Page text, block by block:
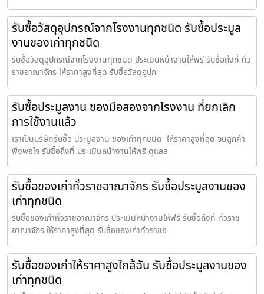
รับซื้อวัสดุอุปกรณ์จากโรงงานทุกชนิด รับซื้อประมูล
งานของเก่าทุกชนิด
รับซื้อวัสดุอุปกรณ์จากโรงงานทุกชนิด ประเมินหน้างานให้ฟรี รับซื้อถึงที่ ทั่ว
ราชอาณาจักร ให้ราคาสูงที่สุด รับซื้อวัสดุอุปก
รับซื้อประมูลงาน ของมือสองจากโรงงาน ที่ยกเลิก
การใช้งานแล้ว
เราเป็นบริษัทรับซื้อ ประมูลงาน ของเก่าทุกชนิด ให้ราคาสูงที่สุด จนลูกค้า
พึงพอใจ รับซื้อถึงที่ ประเมินหน้างานให้ฟรี ดูแลล
รับซื้อของเก่าทั่วราชอาณาจักร รับซื้อประมูลงานของ
เก่าทุกชนิด
รับซื้อของเก่าทั่วราชอาณาจักร ประเมินหน้างานให้ฟรี รับซื้อถึงที่ ทั่วราช
อาณาจักร ให้ราคาสูงที่สุด รับซื้อของเก่าทั่วราชอ
รับซื้อของเก่าให้ราคาสูงใกล้ฉัน รับซื้อประมูลงานของ
เก่าทุกชนิด